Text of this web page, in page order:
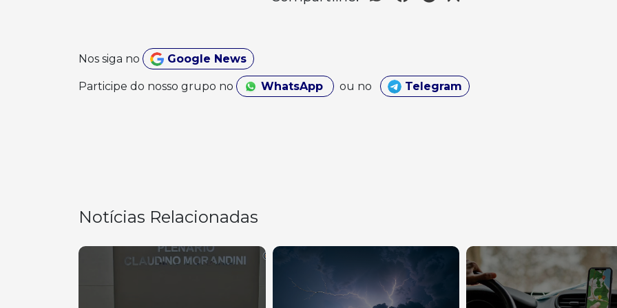
Nos siga no Google News
Participe do nosso grupo no WhatsApp ou no Telegram
Notícias Relacionadas